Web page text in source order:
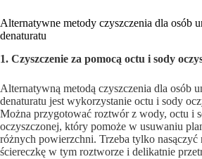
Alternatywne metody czyszczenia dla osób
denaturatu
1. Czyszczenie za pomocą octu i sody
Alternatywną metodą czyszczenia dla osób
denaturatu jest wykorzystanie octu i sody
Można przygotować roztwór z wody, octu i
oczyszczonej, który pomoże w usuwaniu
różnych powierzchni. Trzeba tylko nasączyć
ściereczkę w tym roztworze i delikatnie